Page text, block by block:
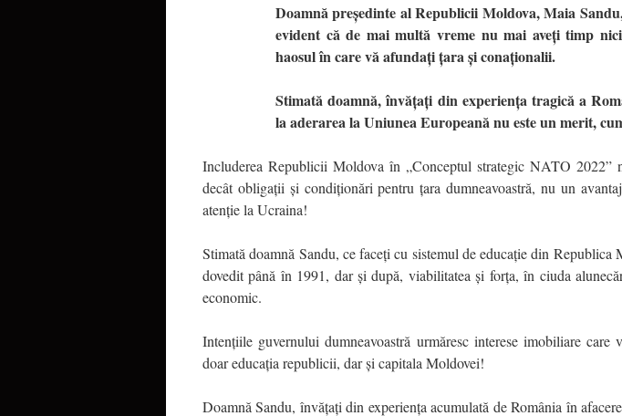
Doamnă președinte al Republicii Moldova, Maia
evident că de mai multă vreme nu mai aveți timp
haosul în care vă afundați țara și conaționalii.
Stimată doamnă, învățați din experiența tragică a
la aderarea la Uniunea Europeană nu este un merit,
Includerea Republicii Moldova în „Conceptul strategic NATO 2022”
decât obligații și condiționări pentru țara dumneavoastră, nu un
atenție la Ucraina!
Stimată doamnă Sandu, ce faceți cu sistemul de educație din Republica
dovedit până în 1991, dar și după, viabilitatea și forța, în ciuda
economic.
Intențiile guvernului dumneavoastră urmăresc interese imobiliare care
doar educația republicii, dar și capitala Moldovei!
Doamnă Sandu, învățați din experiența acumulată de România în